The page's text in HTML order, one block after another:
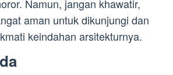
Namun, jangan khawatir,
aman untuk dikunjungi dan
keindahan arsitekturnya.